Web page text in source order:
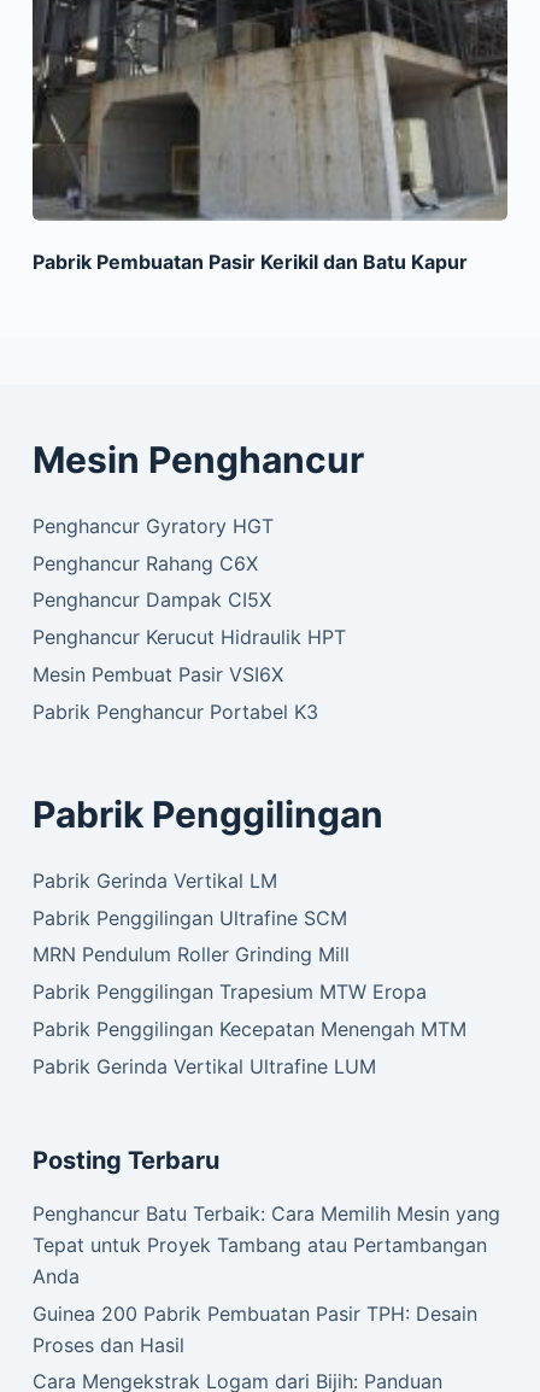
Pabrik Pembuatan Pasir Kerikil dan Batu Kapur
Mesin Penghancur
Penghancur Gyratory HGT
Penghancur Rahang C6X
Penghancur Dampak CI5X
Penghancur Kerucut Hidraulik HPT
Mesin Pembuat Pasir VSI6X
Pabrik Penghancur Portabel K3
Pabrik Penggilingan
Pabrik Gerinda Vertikal LM
Pabrik Penggilingan Ultrafine SCM
MRN Pendulum Roller Grinding Mill
Pabrik Penggilingan Trapesium MTW Eropa
Pabrik Penggilingan Kecepatan Menengah MTM
Pabrik Gerinda Vertikal Ultrafine LUM
Posting Terbaru
Penghancur Batu Terbaik: Cara Memilih Mesin yang
Tepat untuk Proyek Tambang atau Pertambangan
Anda
Guinea 200 Pabrik Pembuatan Pasir TPH: Desain
Proses dan Hasil
Cara Mengekstrak Logam dari Bijih: Panduan